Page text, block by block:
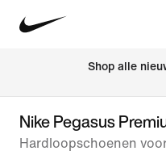
Shop alle
Nike Pegasus
Hardloopschoenen